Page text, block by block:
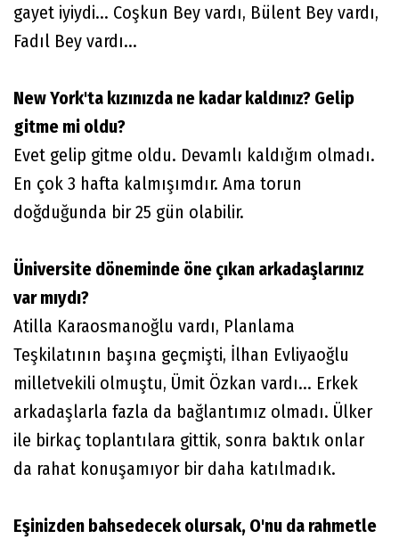
gayet iyiydi... Coşkun Bey vardı, Bülent Bey vardı,
Fadıl Bey vardı...
New York'ta kızınızda ne kadar kaldınız? Gelip
gitme mi oldu?
Evet gelip gitme oldu. Devamlı kaldığım olmadı.
En çok 3 hafta kalmışımdır. Ama torun
doğduğunda bir 25 gün olabilir.
Üniversite döneminde öne çıkan arkadaşlarınız
var mıydı?
Atilla Karaosmanoğlu vardı, Planlama
Teşkilatının başına geçmişti, İlhan Evliyaoğlu
milletvekili olmuştu, Ümit Özkan vardı... Erkek
arkadaşlarla fazla da bağlantımız olmadı. Ülker
ile birkaç toplantılara gittik, sonra baktık onlar
da rahat konuşamıyor bir daha katılmadık.
Eşinizden bahsedecek olursak, O'nu da rahmetle